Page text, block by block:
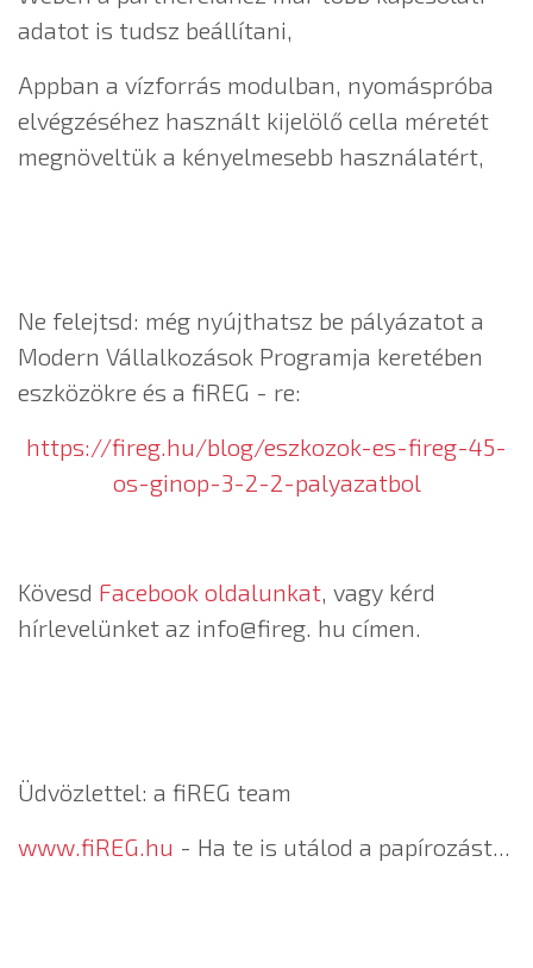
adatot is tudsz beállítani,
Appban a vízforrás modulban, nyomáspróba
elvégzéséhez használt kijelölő cella méretét
megnöveltük a kényelmesebb használatért,
Ne felejtsd: még nyújthatsz be pályázatot a
Modern Vállalkozások Programja keretében
eszközökre és a fiREG - re:
https://fireg.hu/blog/eszkozok-es-fireg-45-
os-ginop-3-2-2-palyazatbol
Kövesd Facebook oldalunkat , vagy kérd
hírlevelünket az info@fireg. hu címen.
Üdvözlettel: a fiREG team
www.fiREG.hu - Ha te is utálod a papírozást...